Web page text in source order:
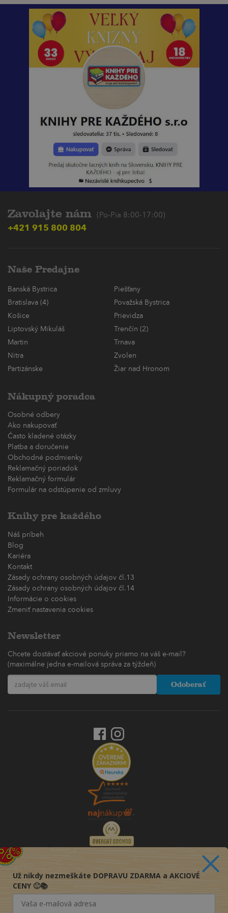
Zavolajte nám (Po-Pia 8:00-17:00)
+421 915 800 804
Naše Predajne
Banská Bystrica
Piešťany
Bratislava (4)
Považská Bystrica
Košice
Prievidza
Liptovský Mikuláš
Trenčín (2)
Martin
Trnava
Nitra
Zvolen
Partizánske
Žiar nad Hronom
Nákupný poradca
Osobné odbery
Ako nakupovať
Často kladené otázky
Platba a doručenie
Obchodné podmienky
Reklamačný poriadok
Reklamačný formulár
Formulár na odstúpenie od zmluvy
Knihy pre každého
Náš príbeh
Blog
Kariéra
Kontakt
Zásady ochrany osobných údajov čl.13
Zásady ochrany osobných údajov čl.14
Informácie o cookies
Zmeniť nastavenia cookies
Newsletter
Chcete dostávať akciové ponuky priamo na váš e-mail?
(maximálne jedna e-mailová správa za týždeň)
Odoberať
Už nikdy nezmeškáte DOPRAVU ZDARMA a AKCIOVÉ
CENY 🙂📚